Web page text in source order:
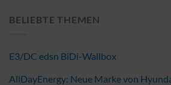
BELIEBTE THEMEN
E3/DC edsn BiDi-Wallbox
AllDayEnergy: Neue Marke von